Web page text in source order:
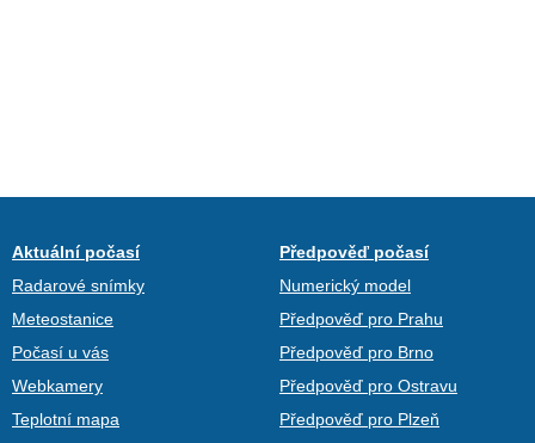
Aktuální počasí
Radarové snímky
Meteostanice
Počasí u vás
Webkamery
Teplotní mapa
Předpověď počasí
Numerický model
Předpověď pro Prahu
Předpověď pro Brno
Předpověď pro Ostravu
Předpověď pro Plzeň